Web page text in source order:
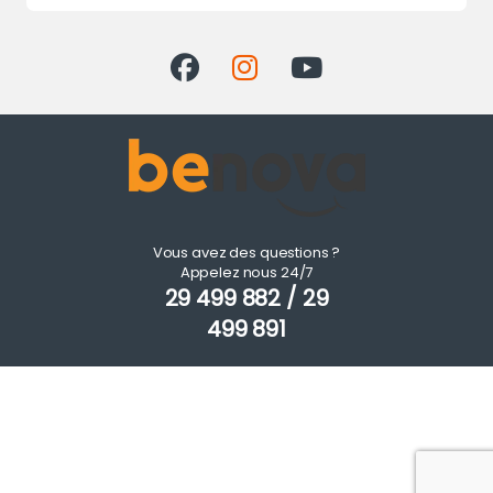
Vous avez des questions ?
Appelez nous 24/7
29 499 882 / 29
499 891